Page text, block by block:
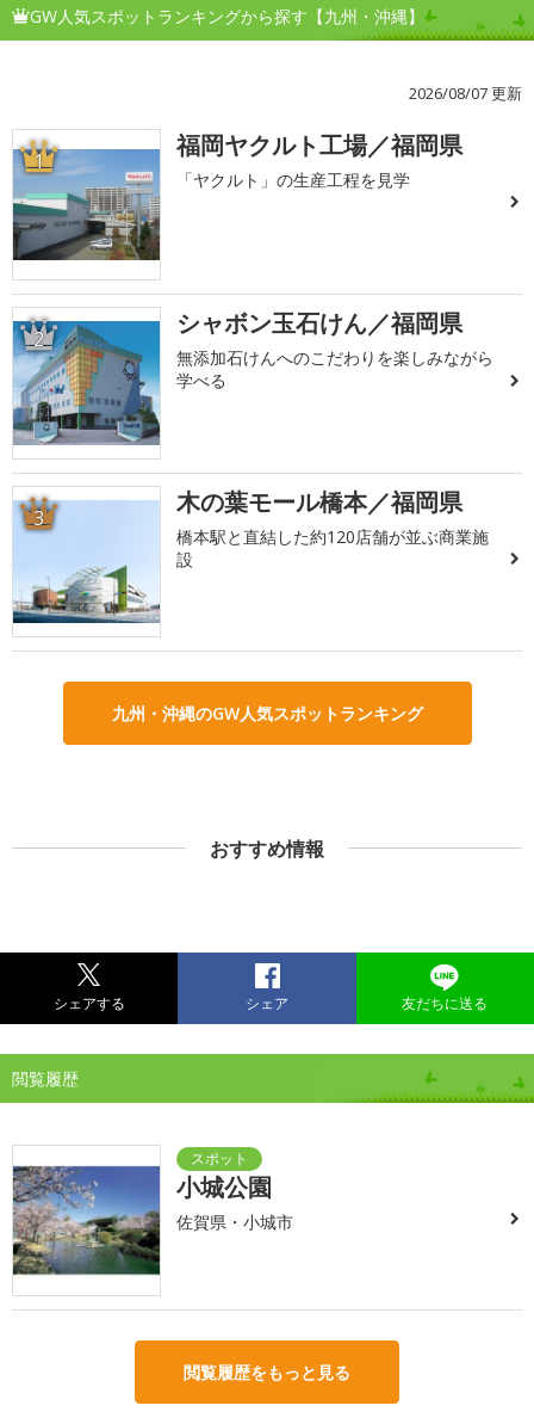
GW人気スポットランキングから探す【九州・沖縄】
2026/08/07 更新
1 福岡ヤクルト工場／福岡県
「ヤクルト」の生産工程を見学
2 シャボン玉石けん／福岡県
無添加石けんへのこだわりを楽しみながら
学べる
3 木の葉モール橋本／福岡県
橋本駅と直結した約120店舗が並ぶ商業施
設
九州・沖縄のGW人気スポットランキング
おすすめ情報
シェアする シェア 友だちに送る
閲覧履歴
小城公園
佐賀県・小城市
閲覧履歴をもっと見る